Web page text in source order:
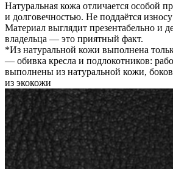
Натуральная кожа отличается особой
и долговечностью. Не поддаётся
Материал выглядит презентабельно и
владельца — это приятный факт.
*Из натуральной кожи выполнена
— обивка кресла и подлокотников:
выполнены из натуральной кожи,
из экокожи